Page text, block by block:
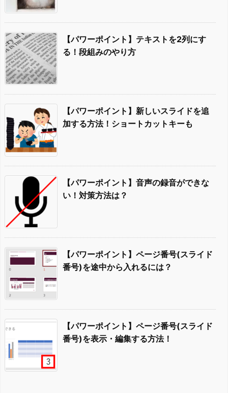
【パワーポイント】テキストを2列にす
る！段組みのやり方
【パワーポイント】新しいスライドを追
加する方法！ショートカットキーも
【パワーポイント】音声の録音ができな
い！対策方法は？
【パワーポイント】ページ番号(スライド
番号)を途中から入れるには？
【パワーポイント】ページ番号(スライド
番号)を表示・編集する方法！